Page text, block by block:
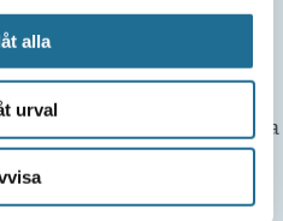
alla
urval
kan du bada i
Göta kanal eller vandra
från där du bor. Du kan
vid kanalen, äta